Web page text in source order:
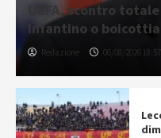
UEFA, scontro
Infantino o
Redazione 06/08/2026 18:57